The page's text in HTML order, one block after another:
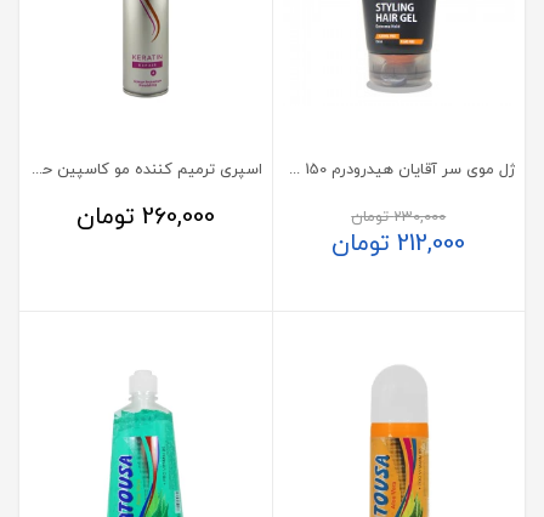
ژل موی سر آقایان هیدرودرم 150 میلی‌لیتر
230,000تومان
212,000تومان
اسپری ترمیم کننده مو کاسپین حاوی کراتین
260,000 تومان